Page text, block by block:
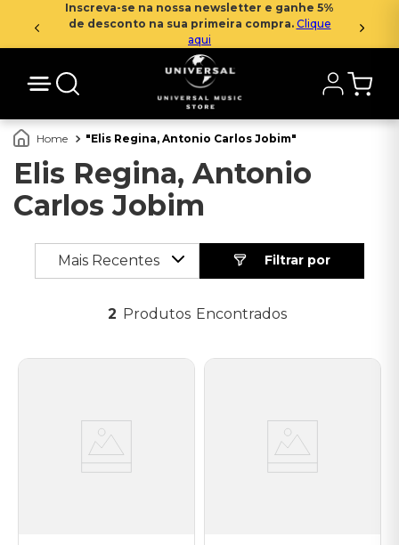
Inscreva-se na nossa newsletter e ganhe 5%
de desconto na sua primeira compra. Clique
aqui
Elis Regina, Antonio Carlos Jobim
Elis Regina, Antonio
Carlos Jobim
Mais Recentes
2 Produtos